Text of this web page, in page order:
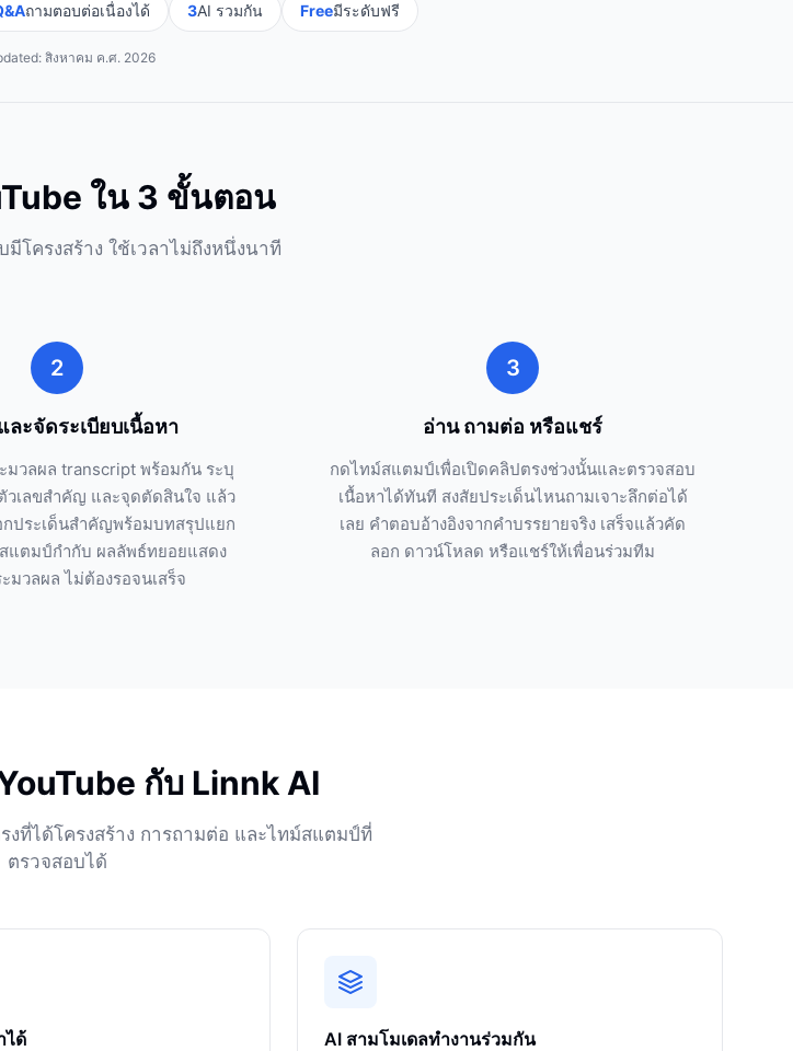
ถามตอบต่อเนื่องได้ 3AI รวมกัน Freeมีระดับฟรี
สิงหาคม ค.ศ. 2026
ใน 3 ขั้นตอน
โครงสร้าง ใช้เวลาไม่ถึงหนึ่งนาที
2
ละจัดระเบียบเนื้อหา
มวลผล transcript พร้อมกัน ระบุ
วเลขสำคัญ และจุดตัดสินใจ แล้ว
กประเด็นสำคัญพร้อมบทสรุปแยก
แตมป์กำกับ ผลลัพธ์ทยอยแสดง
มวลผล ไม่ต้องรอจนเสร็จ
3
อ่าน ถามต่อ หรือแชร์
กดไทม์สแตมป์เพื่อเปิดคลิปตรงช่วงนั้นและตรวจสอบ
เนื้อหาได้ทันที สงสัยประเด็นไหนถามเจาะลึกต่อได้
เลย คำตอบอ้างอิงจากคำบรรยายจริง เสร็จแล้วคัด
ลอก ดาวน์โหลด หรือแชร์ให้เพื่อนร่วมทีม
กับ Linnk AI
ที่ได้โครงสร้าง การถามต่อ และไทม์สแตมป์ที่
ตรวจสอบได้
ได้ AI สามโมเดลทำงานร่วมกัน